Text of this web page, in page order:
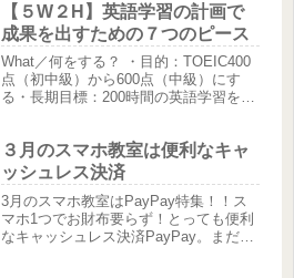
う！日時：11/23(水)祝日 13：00～
14：30参加費：2,200円...
【５W２H】英語学習の計画で
成果を出すための７つのピース
What／何をする？ ・目的：TOEIC400
点（初中級）から600点（中級）にす
る・長期目標：200時間の英語学習を半
学習70時間、発音練習30時間・3ヶ月の
短期目標...
３月のスマホ教室は便利なキャ
ッシュレス決済
3月のスマホ教室はPayPay特集！！ス
マホ1つでお財布要らず！とっても便利
なキャッシュレス決済PayPay。まだ始